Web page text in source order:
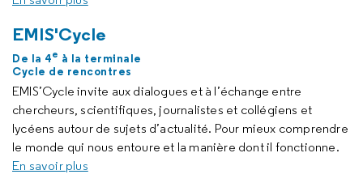
EMIS'Cycle
De la 4e à la terminale
Cycle de rencontres
EMIS’Cycle invite aux dialogues et à l’échange entre
chercheurs, scientifiques, journalistes et collégiens et
lycéens autour de sujets d’actualité. Pour mieux comprendre
le monde qui nous entoure et la manière dont il fonctionne.
En savoir plus